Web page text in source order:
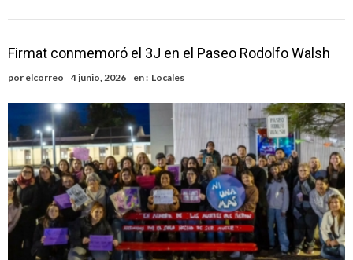
Firmat conmemoró el 3J en el Paseo Rodolfo Walsh
por elcorreo 4 junio, 2026 en : Locales